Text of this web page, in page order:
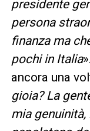
presidente
persona
finanza ma
pochi in Italia
ancora una
gioia? La
mia